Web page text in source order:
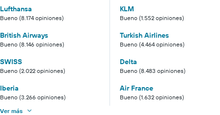
Lufthansa
Bueno (8.174 opiniones)
KLM
Bueno (1.552 opiniones)
British Airways
Bueno (8.146 opiniones)
Turkish Airlines
Bueno (4.464 opiniones)
SWISS
Bueno (2.022 opiniones)
Delta
Bueno (8.483 opiniones)
Iberia
Bueno (3.266 opiniones)
Air France
Bueno (1.632 opiniones)
Ver más